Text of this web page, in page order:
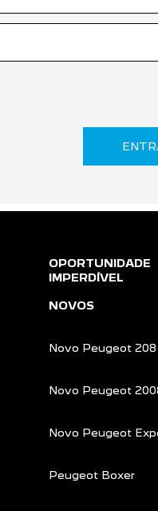
OPORTUNIDADE
IMPERDÍVEL
NOVOS
Novo Peugeot 208
Novo Peugeot
Novo Peugeot
Peugeot Boxer